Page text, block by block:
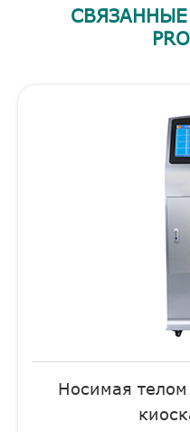
СВЯЗАННЫЕ
Носимая